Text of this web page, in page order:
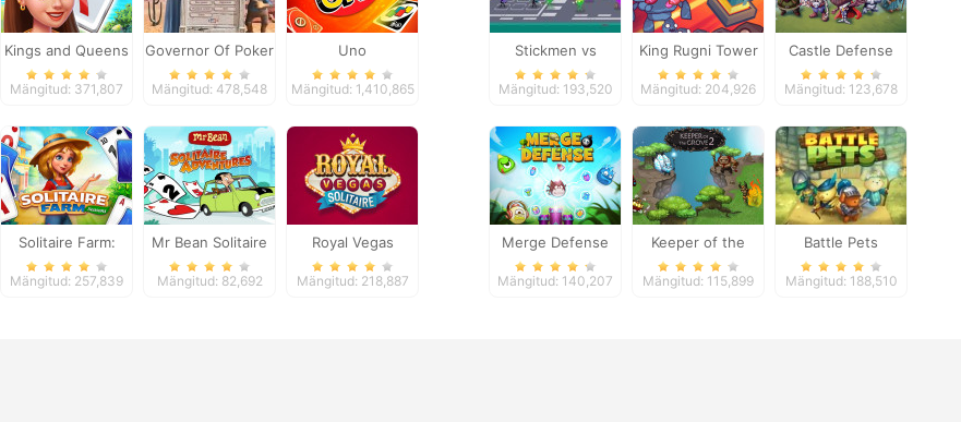
Kings and Queens
Solitaire Tripeaks
Mängitud: 371,807
Governor Of Poker
2
Mängitud: 478,548
Uno
Mängitud: 1,410,865
Solitaire Farm:
Seasons
Mängitud: 257,839
Mr Bean Solitaire
Adventures
Mängitud: 82,692
Royal Vegas
Solitaire
Mängitud: 218,887
Stickmen vs
Zombies
Mängitud: 193,520
King Rugni Tower
Defense
Mängitud: 204,926
Castle Defense
Mängitud: 123,678
Merge Defense
Mängitud: 140,207
Keeper of the
Grove 2
Mängitud: 115,899
Battle Pets
Mängitud: 188,510